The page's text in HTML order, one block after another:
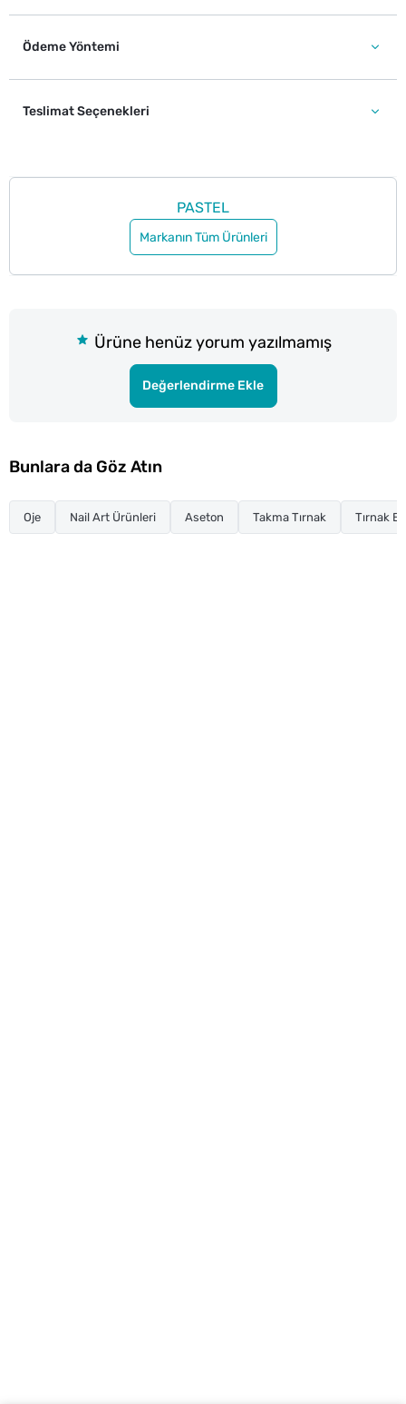
Ödeme Yöntemi
Teslimat Seçenekleri
PASTEL
Markanın Tüm Ürünleri
Ürüne henüz yorum yazılmamış
Değerlendirme Ekle
Bunlara da Göz Atın
Oje Nail Art Ürünleri Aseton Takma Tırnak Tırnak